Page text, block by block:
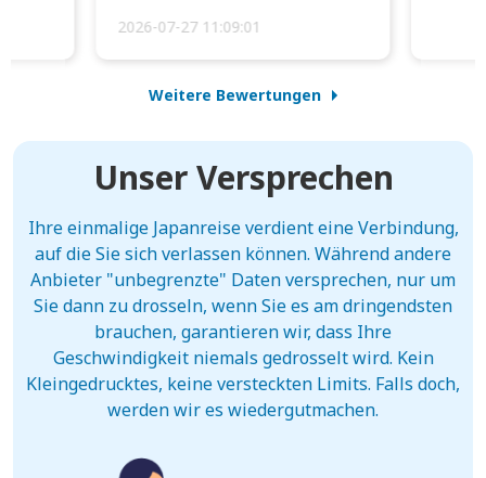
2026-07-27 11:09:01
Weitere Bewertungen
Unser Versprechen
Ihre einmalige Japanreise verdient eine Verbindung,
auf die Sie sich verlassen können. Während andere
Anbieter "unbegrenzte" Daten versprechen, nur um
Sie dann zu drosseln, wenn Sie es am dringendsten
brauchen, garantieren wir, dass Ihre
Geschwindigkeit niemals gedrosselt wird. Kein
Kleingedrucktes, keine versteckten Limits. Falls doch,
werden wir es wiedergutmachen.